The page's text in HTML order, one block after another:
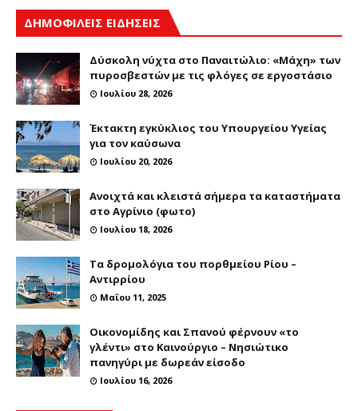
ΔΗΜΟΦΙΛΕΙΣ ΕΙΔΗΣΕΙΣ
Δύσκολη νύχτα στο Παναιτώλιο: «Μάχη» των
πυροσβεστών με τις φλόγες σε εργοστάσιο
Ιουλίου 28, 2026
Έκτακτη εγκύκλιος του Υπουργείου Υγείας
για τον καύσωνα
Ιουλίου 20, 2026
Ανοιχτά και κλειστά σήμερα τα καταστήματα
στο Αγρίνιο (φωτο)
Ιουλίου 18, 2026
Τα δρομολόγια του πορθμείου Ρίου –
Αντιρρίου
Μαΐου 11, 2025
Οικονομίδης και Σπανού φέρνουν «το
γλέντι» στο Καινούργιο – Νησιώτικο
πανηγύρι με δωρεάν είσοδο
Ιουλίου 16, 2026